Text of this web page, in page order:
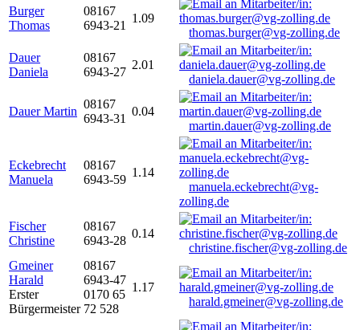
Burger
Thomas
08167
6943-21
1.09
thomas.burger@vg-zolling.de
Dauer
Daniela
08167
6943-27
2.01
daniela.dauer@vg-zolling.de
Dauer Martin
08167
6943-31
0.04
martin.dauer@vg-zolling.de
Eckebrecht
Manuela
08167
6943-59
1.14
manuela.eckebrecht@vg-
zolling.de
Fischer
Christine
08167
6943-28
0.14
christine.fischer@vg-zolling.de
Gmeiner
Harald
Erster
Bürgermeister
08167
6943-47
0170 65
72 528
1.17
harald.gmeiner@vg-zolling.de